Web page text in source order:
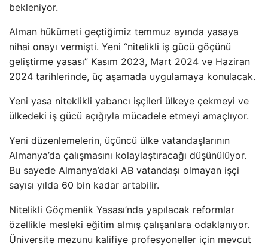
bekleniyor.
Alman hükümeti geçtiğimiz temmuz ayında yasaya
nihai onayı vermişti. Yeni “nitelikli iş gücü göçünü
geliştirme yasası” Kasım 2023, Mart 2024 ve Haziran
2024 tarihlerinde, üç aşamada uygulamaya konulacak.
Yeni yasa niteklikli yabancı işçileri ülkeye çekmeyi ve
ülkedeki iş gücü açığıyla mücadele etmeyi amaçlıyor.
Yeni düzenlemelerin, üçüncü ülke vatandaşlarının
Almanya’da çalışmasını kolaylaştıracağı düşünülüyor.
Bu sayede Almanya’daki AB vatandaşı olmayan işçi
sayısı yılda 60 bin kadar artabilir.
Nitelikli Göçmenlik Yasası’nda yapılacak reformlar
özellikle mesleki eğitim almış çalışanlara odaklanıyor.
Üniversite mezunu kalifiye profesyoneller için mevcut